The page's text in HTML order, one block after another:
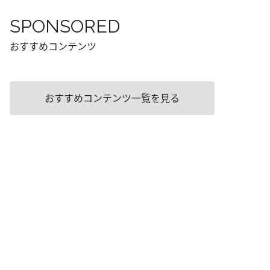
SPONSORED
おすすめコンテンツ
おすすめコンテンツ一覧を見る